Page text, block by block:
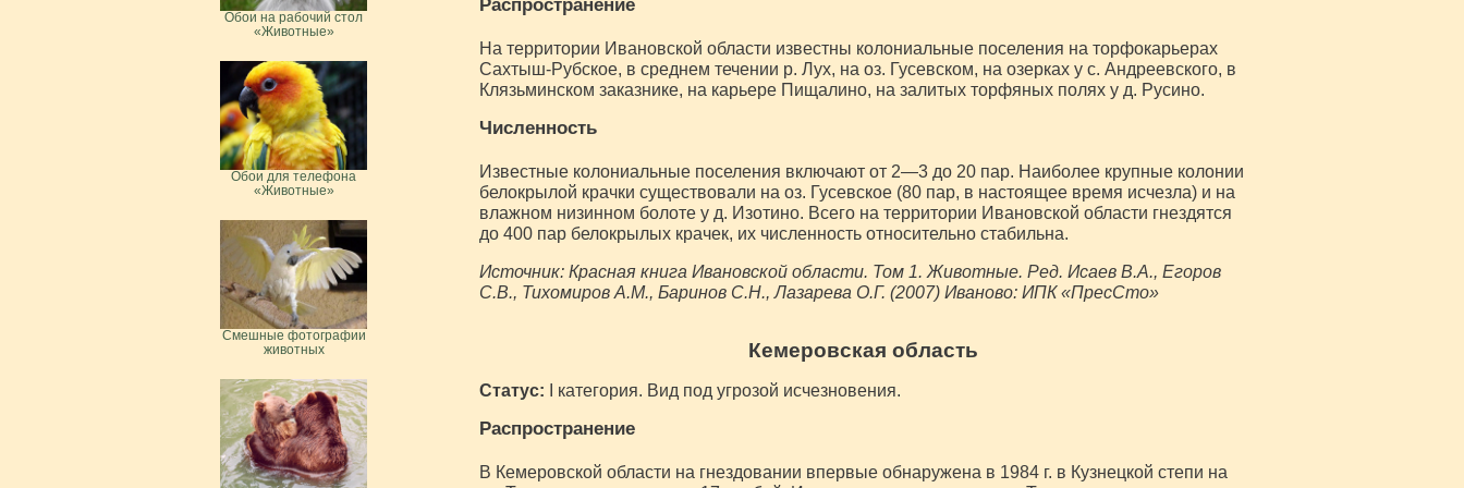
Распространение
На территории Ивановской области известны колониальные поселения на торфокарьерах
Сахтыш-Рубское, в среднем течении р. Лух, на оз. Гусевском, на озерках у с. Андреевского, в
Клязьминском заказнике, на карьере Пищалино, на залитых торфяных полях у д. Русино.
Численность
Известные колониальные поселения включают от 2—3 до 20 пар. Наиболее крупные колонии
белокрылой крачки существовали на оз. Гусевское (80 пар, в настоящее время исчезла) и на
влажном низинном болоте у д. Изотино. Всего на территории Ивановской области гнездятся
до 400 пар белокрылых крачек, их численность относительно стабильна.
Источник: Красная книга Ивановской области. Том 1. Животные. Ред. Исаев В.А., Егоров
С.В., Тихомиров A.M., Баринов С.Н., Лазарева О.Г. (2007) Иваново: ИПК «ПресСто»
Кемеровская область
Статус: I категория. Вид под угрозой исчезновения.
Распространение
В Кемеровской области на гнездовании впервые обнаружена в 1984 г. в Кузнецкой степи на
Обои на рабочий стол
«Животные»
Обои для телефона
«Животные»
Смешные фотографии
животных